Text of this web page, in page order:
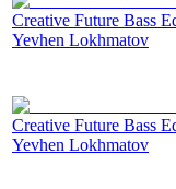
Creative Future Bass
Yevhen Lokhmatov
Creative Future Bass
Yevhen Lokhmatov